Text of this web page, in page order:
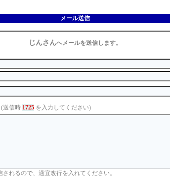
メール送信
じんさんへメールを送信します。
(送信時 1725を入力してください)
されるので、適宜改行を入れてください。